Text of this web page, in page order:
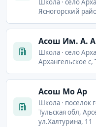
Школа · село
Ясногорский
Асош Им. А.
Школа · село
Архангельское
Асош Мо Ар
Школа · поселок
Тульская обл,
ул.Халтурина, 11